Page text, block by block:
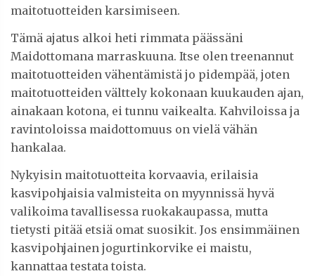
maitotuotteiden karsimiseen.
Tämä ajatus alkoi heti rimmata päässäni
Maidottomana marraskuuna. Itse olen treenannut
maitotuotteiden vähentämistä jo pidempää, joten
maitotuotteiden välttely kokonaan kuukauden ajan,
ainakaan kotona, ei tunnu vaikealta. Kahviloissa ja
ravintoloissa maidottomuus on vielä vähän
hankalaa.
Nykyisin maitotuotteita korvaavia, erilaisia
kasvipohjaisia valmisteita on myynnissä hyvä
valikoima tavallisessa ruokakaupassa, mutta
tietysti pitää etsiä omat suosikit. Jos ensimmäinen
kasvipohjainen jogurtinkorvike ei maistu,
kannattaa testata toista.